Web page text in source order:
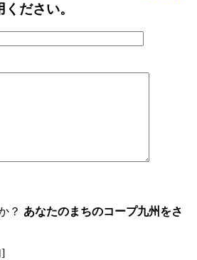
ださい。
？ あなたのまちのコープ九州をさ
]